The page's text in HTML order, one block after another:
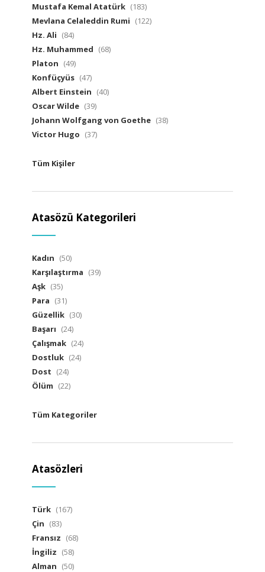
Mustafa Kemal Atatürk (183)
Mevlana Celaleddin Rumi (122)
Hz. Ali (84)
Hz. Muhammed (68)
Platon (49)
Konfüçyüs (47)
Albert Einstein (40)
Oscar Wilde (39)
Johann Wolfgang von Goethe (38)
Victor Hugo (37)
Tüm Kişiler
Atasözü Kategorileri
Kadın (50)
Karşılaştırma (39)
Aşk (35)
Para (31)
Güzellik (30)
Başarı (24)
Çalışmak (24)
Dostluk (24)
Dost (24)
Ölüm (22)
Tüm Kategoriler
Atasözleri
Türk (167)
Çin (83)
Fransız (68)
İngiliz (58)
Alman (50)